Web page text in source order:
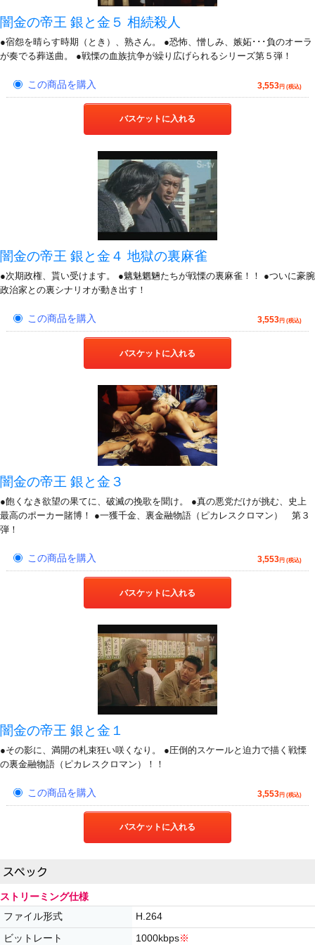
闇金の帝王 銀と金５ 相続殺人
●宿怨を晴らす時期（とき）、熟さん。 ●恐怖、憎しみ、嫉妬･･･負のオーラ
が奏でる葬送曲。 ●戦慄の血族抗争が繰り広げられるシリーズ第５弾！
この商品を購入 3,553円 (税込)
バスケットに入れる
闇金の帝王 銀と金４ 地獄の裏麻雀
●次期政権、貰い受けます。 ●魑魅魍魎たちが戦慄の裏麻雀！！ ●ついに豪腕
政治家との裏シナリオが動き出す！
この商品を購入 3,553円 (税込)
バスケットに入れる
闇金の帝王 銀と金３
●飽くなき欲望の果てに、破滅の挽歌を聞け。 ●真の悪党だけが挑む、史上
最高のポーカー賭博！ ●一獲千金、裏金融物語（ピカレスクロマン） 第３
弾！
この商品を購入 3,553円 (税込)
バスケットに入れる
闇金の帝王 銀と金１
●その影に、満開の札束狂い咲くなり。 ●圧倒的スケールと迫力で描く戦慄
の裏金融物語（ピカレスクロマン）！！
この商品を購入 3,553円 (税込)
バスケットに入れる
ストリーミング仕様
ファイル形式 H.264
ビットレート 1000kbps※